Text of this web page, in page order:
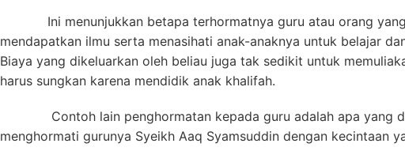
Ini menunjukkan betapa terhormatnya guru atau orang yang
mendapatkan ilmu serta menasihati anak-anaknya untuk belajar
Biaya yang dikeluarkan oleh beliau juga tak sedikit untuk
harus sungkan karena mendidik anak khalifah.
Contoh lain penghormatan kepada guru adalah apa yang
menghormati gurunya Syeikh Aaq Syamsuddin dengan kecintaan